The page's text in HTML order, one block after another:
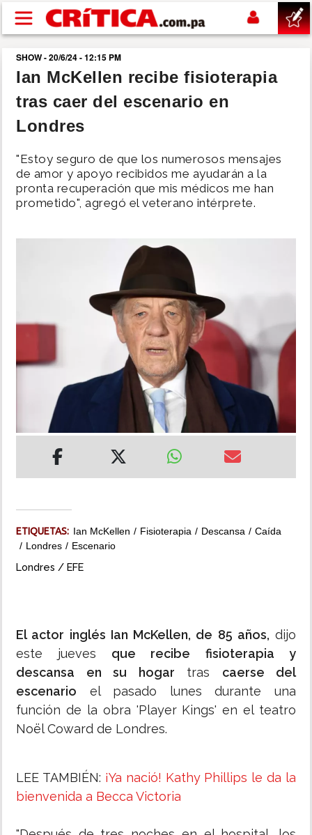
Pasar al contenido principal
buscar
SUCESOS
POLÍTICA
IMPRESO
SHOW - 20/6/24 - 12:15 PM
Ian McKellen recibe fisioterapia
tras caer del escenario en
Londres
"Estoy seguro de que los numerosos mensajes
de amor y apoyo recibidos me ayudarán a la
pronta recuperación que mis médicos me han
prometido", agregó el veterano intérprete.
ETIQUETAS: Ian McKellen Fisioterapia Descansa
Caída
Londres
Escenario
Londres / EFE
El actor inglés Ian McKellen, de 85 años, dijo
este jueves que recibe fisioterapia y
descansa en su hogar tras caerse del
escenario el pasado lunes durante una
función de la obra 'Player Kings' en el teatro
Noël Coward de Londres.
LEE TAMBIÉN: ¡Ya nació! Kathy Phillips le da la
bienvenida a Becca Victoria